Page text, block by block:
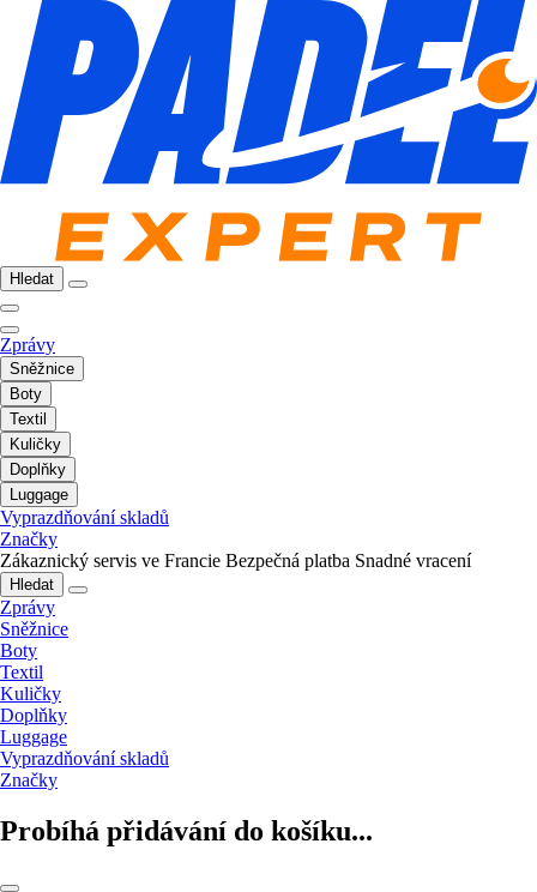
Hledat
Zprávy
Sněžnice
Boty
Textil
Kuličky
Doplňky
Luggage
Vyprazdňování skladů
Značky
Zákaznický servis ve Francie Bezpečná platba Snadné vracení
Hledat
Zprávy
Sněžnice
Boty
Textil
Kuličky
Doplňky
Luggage
Vyprazdňování skladů
Značky
Probíhá přidávání do košíku...